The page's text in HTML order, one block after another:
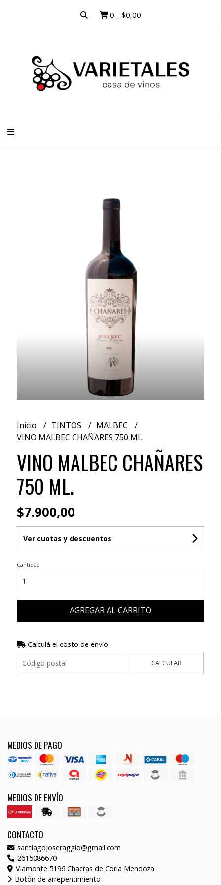
0 - $0,00
Inicio TINTOS
MALBEC
VINO MALBEC CHAÑARES 750 ML.
VINO MALBEC CHAÑARES
750 ML.
$7.900,00
Ver cuotas y descuentos
Cantidad
AGREGAR AL CARRITO
Calculá el costo de envío
CALCULAR
MEDIOS DE PAGO
MEDIOS DE ENVÍO
CONTACTO
santiagojoseraggio@gmail.com
2615086670
Viamonte 5196 Chacras de Coria Mendoza
Botón de arrepentimiento